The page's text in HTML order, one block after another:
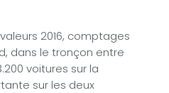
2016, comptages
dans le tronçon entre
voitures sur la
sur les deux